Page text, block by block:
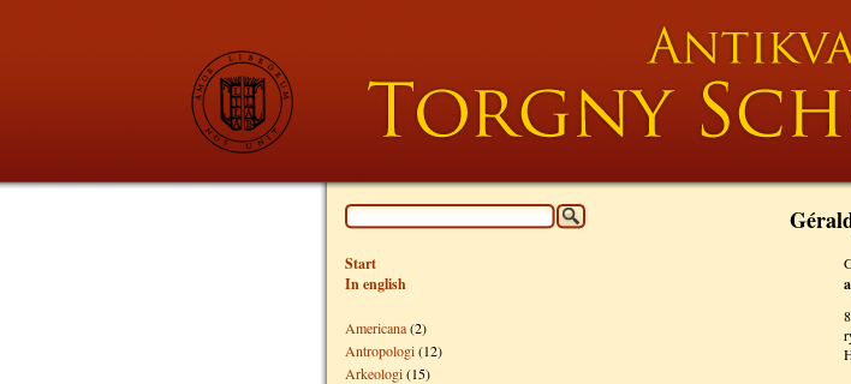
Start
In english
Americana(2)
Antropologi(12)
Arkeologi(15)